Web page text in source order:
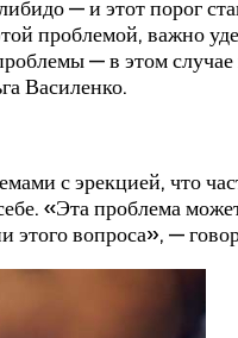
— и этот порог
проблемой, важно
— в этом
Василенко.
с эрекцией, что
«Эта проблема
вопроса», —